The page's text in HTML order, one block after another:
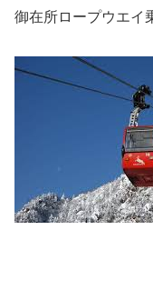
御在所ロープウエイ